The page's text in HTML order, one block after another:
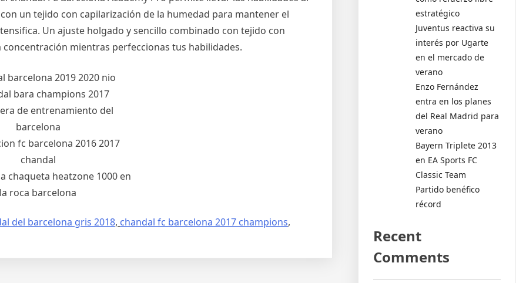
un tejido con capilarización de la humedad para mantener el
Un ajuste holgado y sencillo combinado con tejido con
mientras perfeccionas tus habilidades.
del barcelona gris 2018, chandal fc barcelona 2017 champions,
estratégico
Juventus reactiva su
interés por Ugarte
en el mercado de
verano
Enzo Fernández
entra en los planes
del Real Madrid para
verano
Bayern Triplete 2013
en EA Sports FC
Classic Team
Partido benéfico
récord
Recent
Comments